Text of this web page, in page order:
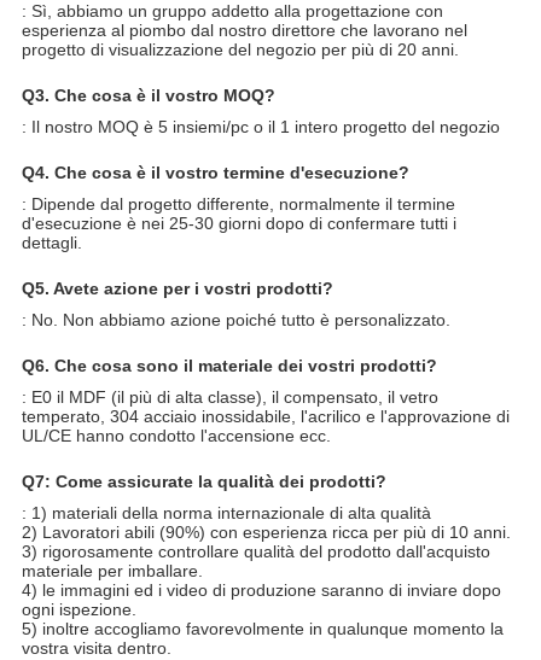
: Sì, abbiamo un gruppo addetto alla progettazione con
esperienza al piombo dal nostro direttore che lavorano nel
progetto di visualizzazione del negozio per più di 20 anni.
Q3. Che cosa è il vostro MOQ?
: Il nostro MOQ è 5 insiemi/pc o il 1 intero progetto del negozio
Q4. Che cosa è il vostro termine d'esecuzione?
: Dipende dal progetto differente, normalmente il termine
d'esecuzione è nei 25-30 giorni dopo di confermare tutti i
dettagli.
Q5. Avete azione per i vostri prodotti?
: No. Non abbiamo azione poiché tutto è personalizzato.
Q6. Che cosa sono il materiale dei vostri prodotti?
: E0 il MDF (il più di alta classe), il compensato, il vetro
temperato, 304 acciaio inossidabile, l'acrilico e l'approvazione di
UL/CE hanno condotto l'accensione ecc.
Q7: Come assicurate la qualità dei prodotti?
: 1) materiali della norma internazionale di alta qualità
2) Lavoratori abili (90%) con esperienza ricca per più di 10 anni.
3) rigorosamente controllare qualità del prodotto dall'acquisto
materiale per imballare.
4) le immagini ed i video di produzione saranno di inviare dopo
ogni ispezione.
5) inoltre accogliamo favorevolmente in qualunque momento la
vostra visita dentro.